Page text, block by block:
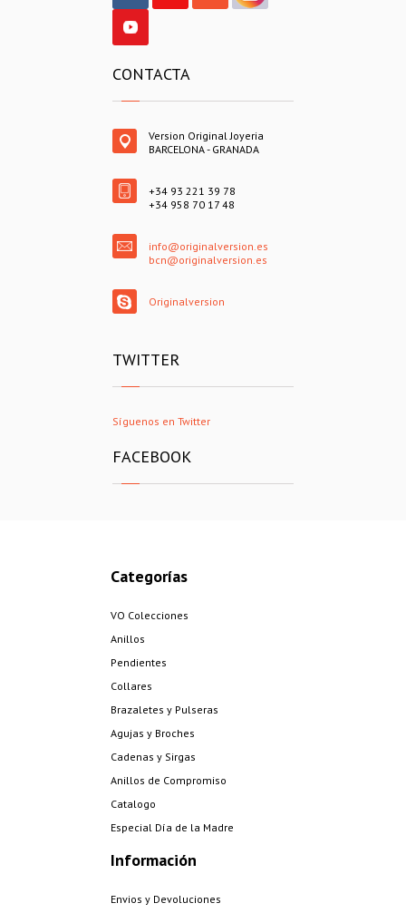
CONTACTA
Version Original Joyeria
BARCELONA - GRANADA
+34 93 221 39 78
+34 958 70 17 48
info@originalversion.es
bcn@originalversion.es
Originalversion
TWITTER
Síguenos en Twitter
FACEBOOK
Categorías
VO Colecciones
Anillos
Pendientes
Collares
Brazaletes y Pulseras
Agujas y Broches
Cadenas y Sirgas
Anillos de Compromiso
Catalogo
Especial Día de la Madre
Información
Envios y Devoluciones